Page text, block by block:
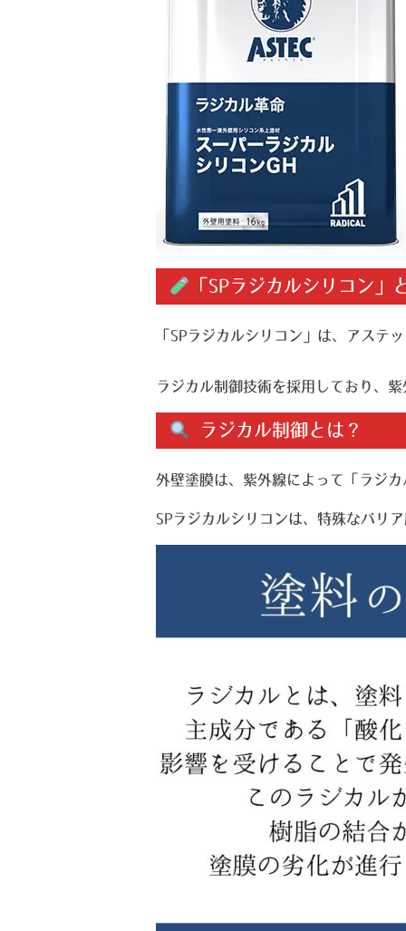
「SPラジカルシリコン」
「SPラジカルシリコン」は、アステ
ラジカル制御技術を採用しており、
ラジカル制御とは？
外壁塗膜は、紫外線によって「ラジ
SPラジカルシリコンは、特殊なバリ